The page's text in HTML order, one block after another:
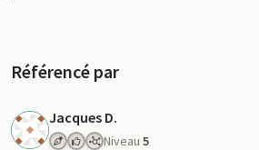
Référencé par
Jacques D.
Niveau 5